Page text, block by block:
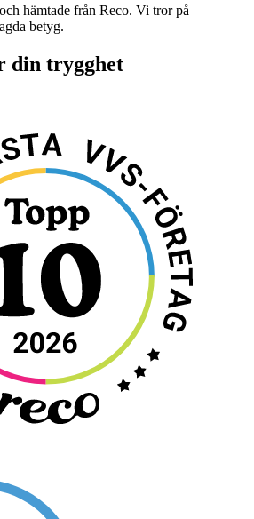
hämtade från Reco. Vi tror på
betyg.
din trygghet